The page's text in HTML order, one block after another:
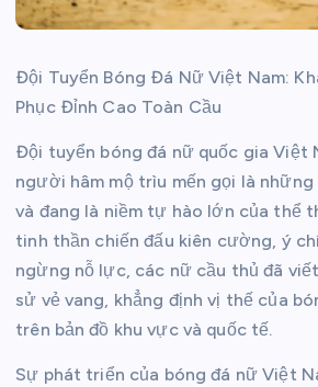
Đội Tuyển Bóng Đá Nữ Việt Nam:
Phục Đỉnh Cao Toàn Cầu
Đội tuyển bóng đá nữ quốc gia Việt
người hâm mộ trìu mến gọi là những
và đang là niềm tự hào lớn của thể
tinh thần chiến đấu kiên cường, ý
ngừng nỗ lực, các nữ cầu thủ đã
sử vẻ vang, khẳng định vị thế của
trên bản đồ khu vực và quốc tế.
Sự phát triển của bóng đá nữ Việt